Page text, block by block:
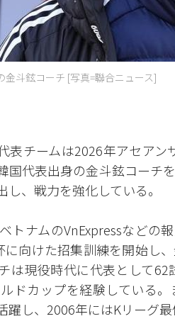
金斗鉉コーチ [写真=聯合ニュース]
表チームは2026年アセア
国代表出身の金斗鉉コーチ
、戦力を強化している。
トナムのVnExpressなどの
に向けた招集訓練を開始し
は現役時代に代表として
ドカップを経験している
躍し、2006年にはKリーグ最